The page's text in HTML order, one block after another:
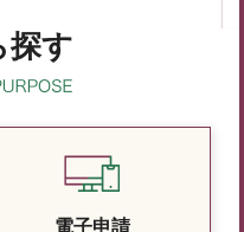
探す
電子申請